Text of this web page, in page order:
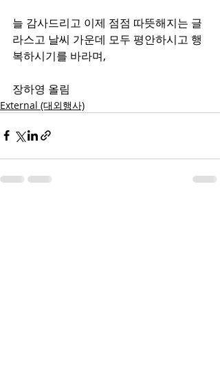
늘 감사드리고 이제 점점 따뜻해지는 글
라스고 날씨 가운데 모두 평안하시고 행
복하시기를 바라며,
장하영 올림
External (대외행사)